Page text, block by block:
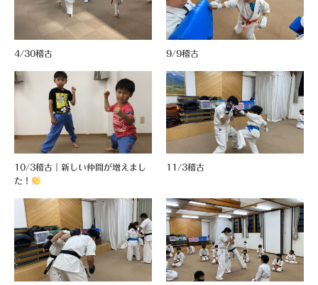
4/30稽古 9/9稽古
10/3稽古｜新しい仲間が増えまし
た！
11/3稽古